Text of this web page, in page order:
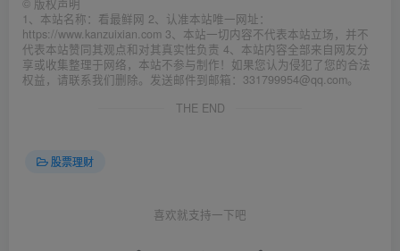
© 版权声明
1、本站名称：看最鲜网 2、认准本站唯一网址：
https://www.kanzuixian.com 3、本站一切内容不代表本站立场，并不
代表本站赞同其观点和对其真实性负责 4、本站内容全部来自网友分
享或收集整理于网络，本站不参与制作！如果您认为侵犯了您的合法
权益，请联系我们删除。发送邮件到邮箱：331799954@qq.com。
THE END
股票理财
喜欢就支持一下吧